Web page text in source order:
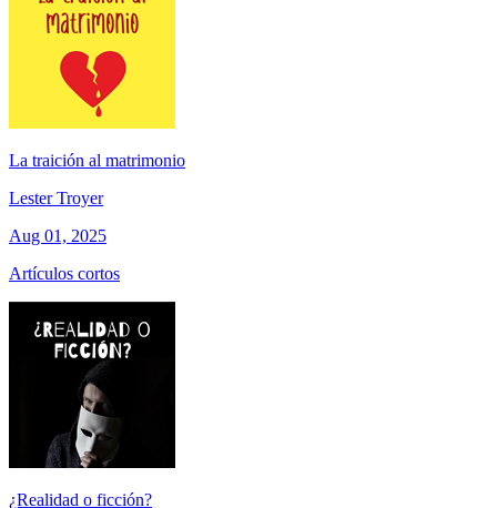
La traición al matrimonio
Lester Troyer
Aug 01, 2025
Artículos cortos
¿Realidad o ficción?